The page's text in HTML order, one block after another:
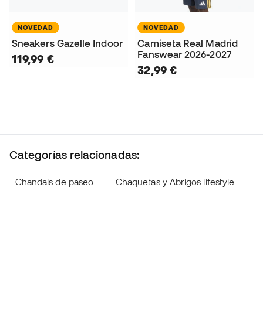
NOVEDAD
Sneakers Gazelle Indoor
119,99 €
NOVEDAD
Camiseta Real Madrid
Fanswear 2026-2027
32,99 €
Categorías relacionadas:
Chandals de paseo Chaquetas y Abrigos lifestyle